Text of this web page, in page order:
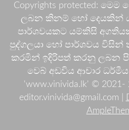
Copyrights protected:
ලබන කිනම් හෝ දෙයකින්
පාර්ශවයකට යම්කිසි
පුද්ගලයා හෝ පාර්ශවය
කරමින් ඉදිරිපත් කරනු ලබන
වෙබ් අඩවිය ආචාර
'www.vinivida.lk' © 2021-
editor.vinivida@gmail.com |